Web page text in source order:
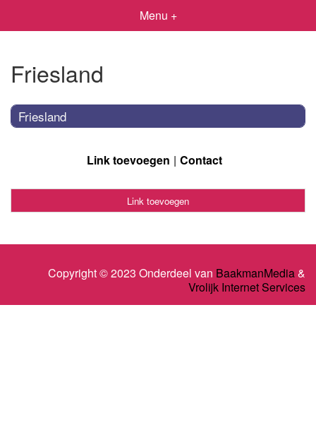
Menu +
Friesland
Friesland
Link toevoegen Contact
Link toevoegen
Copyright © 2023 Onderdeel van BaakmanMedia&
Vrolijk Internet Services